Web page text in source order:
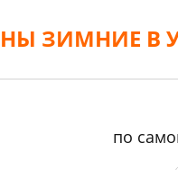
ЗИМНИЕ В
по